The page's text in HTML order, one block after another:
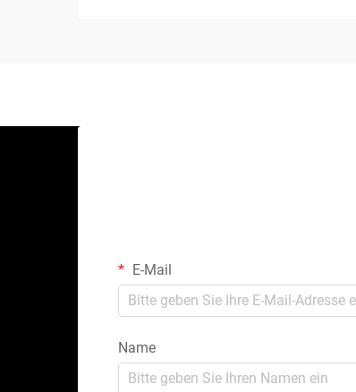
E-Mail
Name